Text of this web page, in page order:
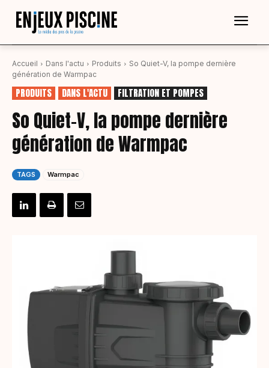
Accueil Dans l'actu Produits
So Quiet-V, la pompe dernière
génération de Warmpac
PRODUITS DANS L'ACTU FILTRATION ET POMPES
So Quiet-V, la pompe dernière
génération de Warmpac
TAGS Warmpac